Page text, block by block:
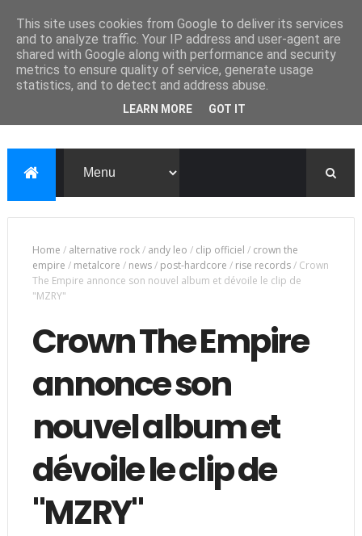
Home / alternative rock/ andy leo / clip officiel / crown the
empire / metalcore / news/ post-hardcore / rise records/ Crown
The Empire annonce son nouvel album et dévoile le clip de
"MZRY"
Crown The Empire
annonce son
nouvel album et
dévoile le clip de
"MZRY"
This site uses cookies from Google to deliver its services
and to analyze traffic. Your IP address and user-agent are
shared with Google along with performance and security
metrics to ensure quality of service, generate usage
statistics, and to detect and address abuse.
LEARN MORE GOT IT